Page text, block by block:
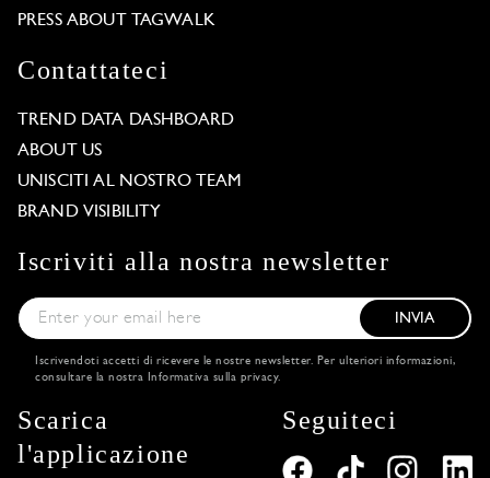
PRESS ABOUT TAGWALK
Contattateci
TREND DATA DASHBOARD
ABOUT US
UNISCITI AL NOSTRO TEAM
BRAND VISIBILITY
Iscriviti alla nostra newsletter
INVIA
Iscrivendoti accetti di ricevere le nostre newsletter. Per ulteriori informazioni,
consultare la nostra
Informativa sulla privacy.
Scarica
l'applicazione
Seguiteci